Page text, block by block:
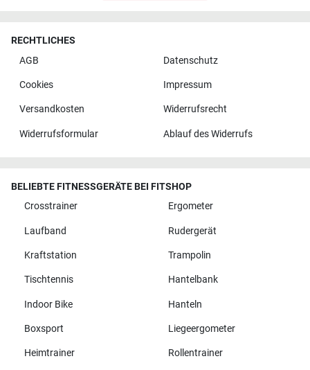
RECHTLICHES
AGB
Datenschutz
Cookies Impressum
Versandkosten Widerrufsrecht
Widerrufsformular Ablauf des Widerrufs
BELIEBTE FITNESSGERÄTE BEI FITSHOP
Crosstrainer
Ergometer
Laufband Rudergerät
Kraftstation Trampolin
Tischtennis Hantelbank
Indoor Bike Hanteln
Boxsport Liegeergometer
Heimtrainer Rollentrainer